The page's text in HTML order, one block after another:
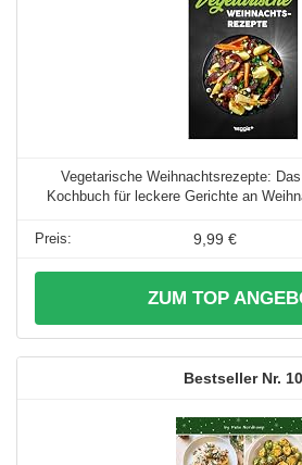
Vegetarische Weihnachtsrezepte:
Kochbuch für leckere Gerichte an
9,99 €
ZUM TOP
10